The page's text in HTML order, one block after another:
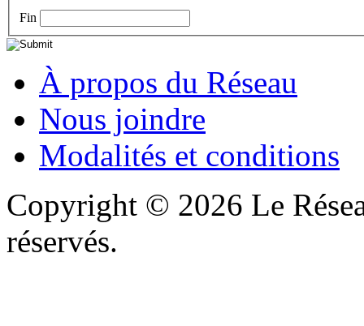
Fin
À propos du Réseau
Nous joindre
Modalités et conditions
Copyright © 2026 Le
réservés.